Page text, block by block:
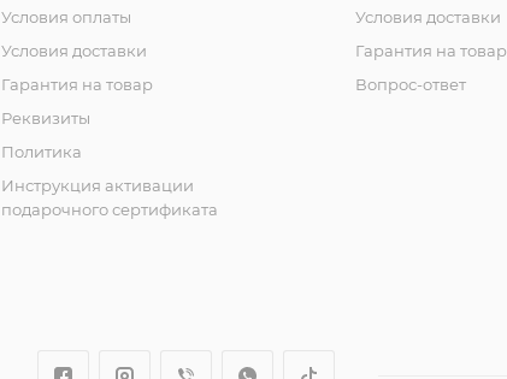
Условия оплаты
Условия доставки
Гарантия на товар
Реквизиты
Политика
Инструкция активации
подарочного сертификата
Условия доставки
Гарантия на товар
Вопрос-ответ